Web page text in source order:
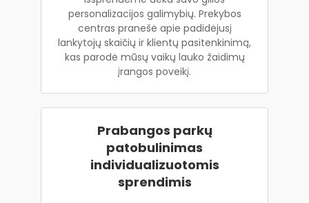
personalizacijos galimybių. Prekybos
centras pranešė apie padidėjusį
lankytojų skaičių ir klientų pasitenkinimą,
kas parodė mūsų vaikų lauko žaidimų
įrangos poveikį.
Prabangos parkų
patobulinimas
individualizuotomis
sprendimis